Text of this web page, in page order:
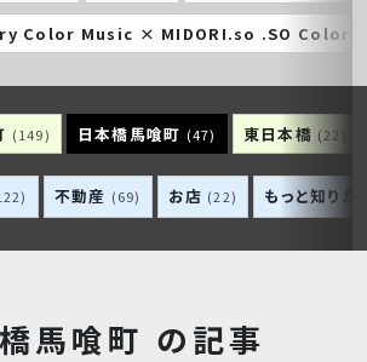
Color Music × MIDORI.so .SO
(149) 日本橋馬喰町 (47) 東日本橋 (22)
不動産 (69) お店 (22) もっと知りた
馬喰町 の記事